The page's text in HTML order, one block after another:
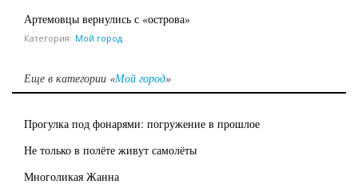
Артемовцы вернулись с «острова»
Категория: Мой город
Еще в категории «Мой город»
Прогулка под фонарями: погружение в прошлое
Не только в полёте живут самолёты
Многоликая Жанна